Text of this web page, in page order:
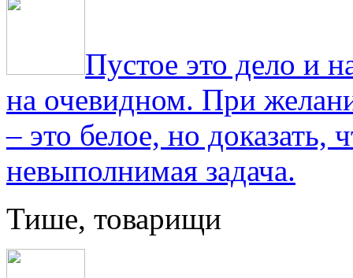
Пустое это дело и
на очевидном. При
– это белое, но доказать,
невыполнимая задача.
Тише, товарищи